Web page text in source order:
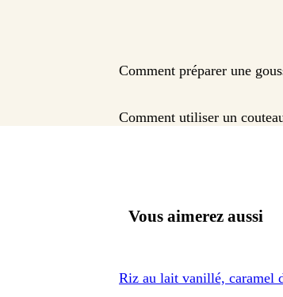
Comment préparer une
Comment utiliser un
Vous aimerez aussi
Riz au lait vanillé, caramel